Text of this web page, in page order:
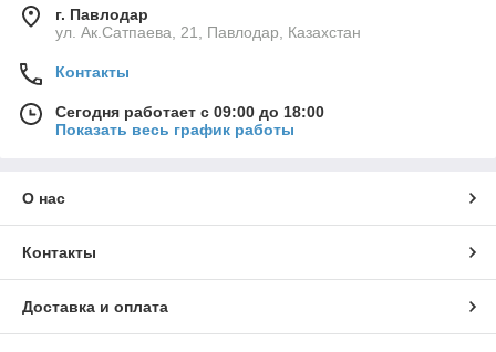
г. Павлодар
ул. Ак.Сатпаева, 21, Павлодар, Казахстан
Контакты
Сегодня работает с 09:00 до 18:00
Показать весь график работы
О нас
Контакты
Доставка и оплата